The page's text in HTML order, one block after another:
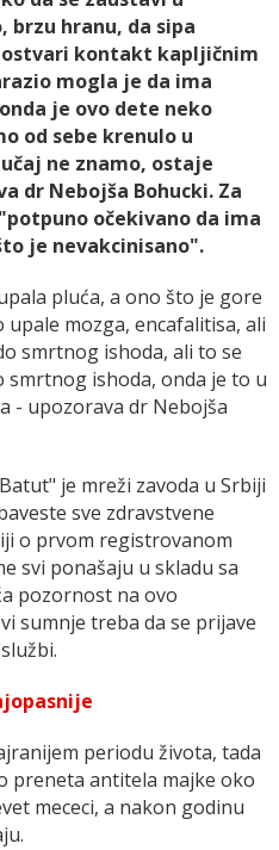
brzu hranu, da sipa
kontakt kapljičnim
mogla je da ima
je ovo dete neko
od sebe krenulo u
ne znamo, ostaje
dr Nebojša Bohucki. Za
očekivano da ima
je nevakcinisano".
pluća, a ono što je gore
mozga, encafalitisa, ali
smrtnog ishoda, ali to se
smrtnog ishoda, onda je to u
- upozorava dr Nebojša
je mreži zavoda u Srbiji
sve zdravstvene
o prvom registrovanom
svi ponašaju u skladu sa
pozornost na ovo
sumnje treba da se prijave
periodu života, tada
preneta antitela majke oko
mececi, a nakon godinu